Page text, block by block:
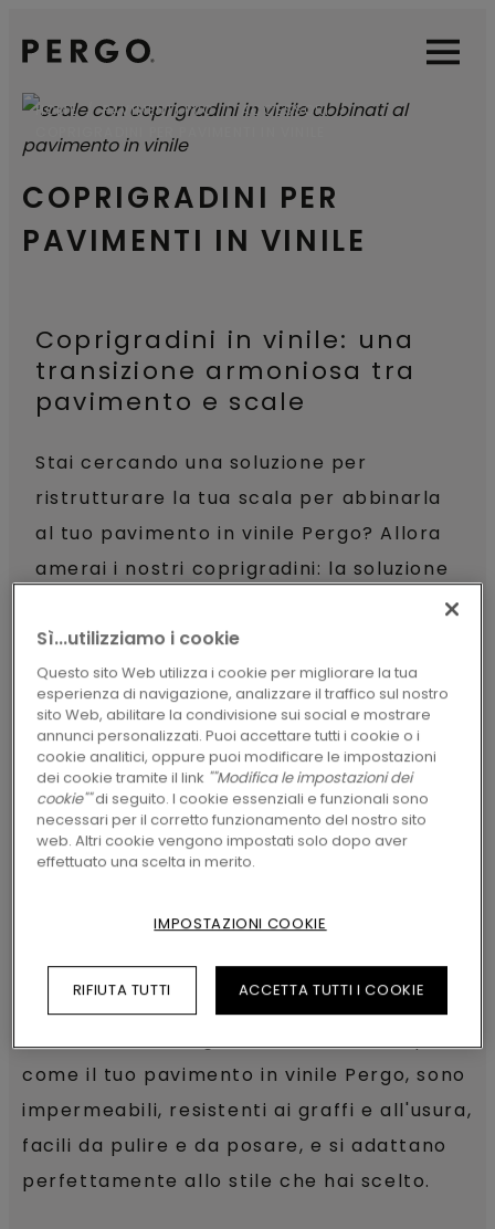
OpenOpen
COPRIGRADINI PER
PAVIMENTI IN VINILE
HOME PAVIMENTI PVC
ACCESSORI
Coprigradini in vinile: una
transizione armoniosa tra
pavimento e scale
Stai cercando una soluzione per
ristrutturare la tua scala per abbinarla
al tuo pavimento in vinile Pergo? Allora
amerai i nostri coprigradini: la soluzione
più semplice e durevole per rinnovare le
tue scale.
Pavimento e scale: un
abbinamento perfetto
Realizzati in vinile, i coprigradini sono la
rinnovare le tue scale. Grazie al
pezzo di vinile che integra gradino e
paragradino , puoi creare un'elegante
come il tuo pavimento in vinile Pergo, sono
impermeabili, resistenti ai graffi e all'usura,
facili da pulire e da posare, e si adattano
perfettamente allo stile che hai scelto.
Sì...utilizziamo i cookie
Questo sito Web utilizza i cookie per migliorare la tua
esperienza di navigazione, analizzare il traffico sul nostro
sito Web, abilitare la condivisione sui social e mostrare
annunci personalizzati. Puoi accettare tutti i cookie o i
cookie analitici, oppure puoi modificare le impostazioni
dei cookie tramite il link ""Modifica le impostazioni dei
cookie""di seguito. I cookie essenziali e funzionali sono
necessari per il corretto funzionamento del nostro sito
web. Altri cookie vengono impostati solo dopo aver
effettuato una scelta in merito.
IMPOSTAZIONI COOKIE
RIFIUTA TUTTI ACCETTA TUTTI I COOKIE